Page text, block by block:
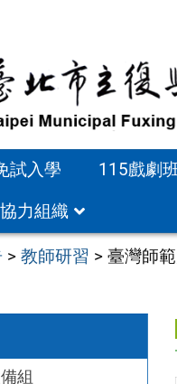
試入學 115戲劇
協力組織
>教師研習 >臺灣師
組